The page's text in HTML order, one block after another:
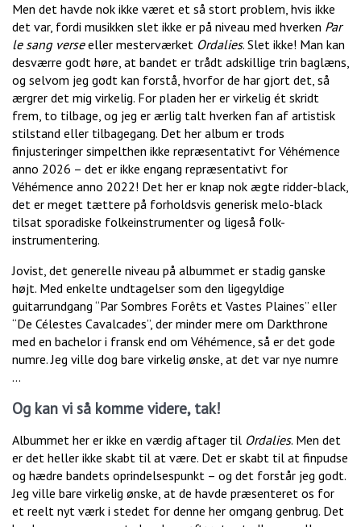
Men det havde nok ikke været et så stort problem, hvis ikke
det var, fordi musikken slet ikke er på niveau med hverken Par
le sang verseeller mesterværket Ordalies. Slet ikke! Man kan
desværre godt høre, at bandet er trådt adskillige trin baglæns,
og selvom jeg godt kan forstå, hvorfor de har gjort det, så
ærgrer det mig virkelig. For pladen her er virkelig ét skridt
frem, to tilbage, og jeg er ærlig talt hverken fan af artistisk
stilstand eller tilbagegang. Det her album er trods
finjusteringer simpelthen ikke repræsentativt for Véhémence
anno 2026 – det er ikke engang repræsentativt for
Véhémence anno 2022! Det her er knap nok ægte ridder-black,
det er meget tættere på forholdsvis generisk melo-black
tilsat sporadiske folkeinstrumenter og ligeså folk-
instrumentering.
Jovist, det generelle niveau på albummet er stadig ganske
højt. Med enkelte undtagelser som den ligegyldige
guitarrundgang “Par Sombres Forêts et Vastes Plaines” eller
“De Célestes Cavalcades”, der minder mere om Darkthrone
med en bachelor i fransk end om Véhémence, så er det gode
numre. Jeg ville dog bare virkelig ønske, at det var nye numre
…
Og kan vi så komme videre, tak!
Albummet her er ikke en værdig aftager til Ordalies. Men det
er det heller ikke skabt til at være. Det er skabt til at finpudse
og hædre bandets oprindelsespunkt – og det forstår jeg godt.
Jeg ville bare virkelig ønske, at de havde præsenteret os for
et reelt nyt værk i stedet for denne her omgang genbrug. Det